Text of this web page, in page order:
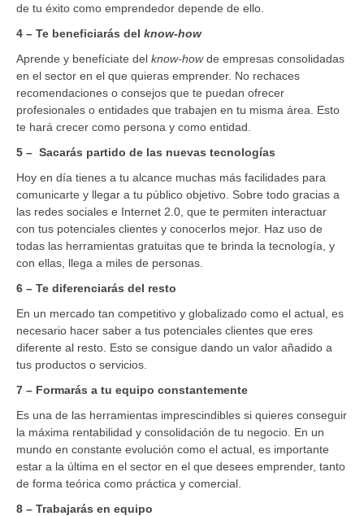
de tu éxito como emprendedor depende de ello.
4 – Te beneficiarás del know-how
Aprende y benefíciate del know-howde empresas consolidadas
en el sector en el que quieras emprender. No rechaces
recomendaciones o consejos que te puedan ofrecer
profesionales o entidades que trabajen en tu misma área. Esto
te hará crecer como persona y como entidad.
5 – Sacarás partido de las nuevas tecnologías
Hoy en día tienes a tu alcance muchas más facilidades para
comunicarte y llegar a tu público objetivo. Sobre todo gracias a
las redes sociales e Internet 2.0, que te permiten interactuar
con tus potenciales clientes y conocerlos mejor. Haz uso de
todas las herramientas gratuitas que te brinda la tecnología, y
con ellas, llega a miles de personas.
6 – Te diferenciarás del resto
En un mercado tan competitivo y globalizado como el actual, es
necesario hacer saber a tus potenciales clientes que eres
diferente al resto. Esto se consigue dando un valor añadido a
tus productos o servicios.
7 – Formarás a tu equipo constantemente
Es una de las herramientas imprescindibles si quieres conseguir
la máxima rentabilidad y consolidación de tu negocio. En un
mundo en constante evolución como el actual, es importante
estar a la última en el sector en el que desees emprender, tanto
de forma teórica como práctica y comercial.
8 – Trabajarás en equipo